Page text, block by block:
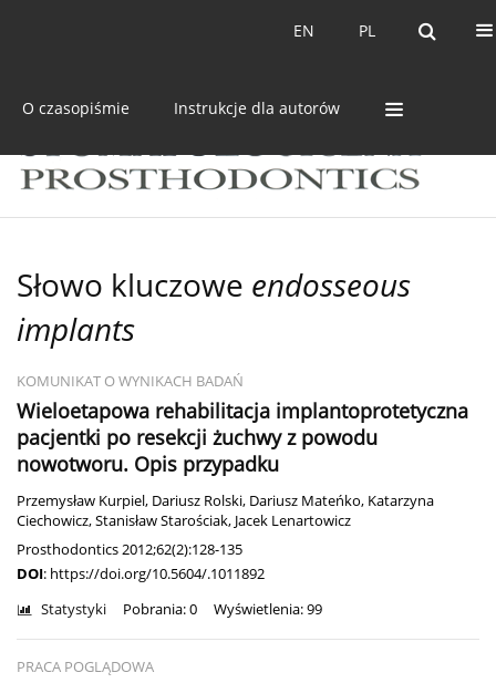
PL
EN PL
EN
O czasopiśmie Instrukcje dla autorów
Słowo kluczowe endosseous
implants
KOMUNIKAT O WYNIKACH BADAŃ
Wieloetapowa rehabilitacja implantoprotetyczna
pacjentki po resekcji żuchwy z powodu
nowotworu. Opis przypadku
Przemysław Kurpiel, Dariusz Rolski, Dariusz Mateńko, Katarzyna
Ciechowicz,Stanisław Starościak, Jacek Lenartowicz
Prosthodontics 2012;62(2):128-135
DOI: https://doi.org/10.5604/.1011892
Statystyki Pobrania: 0 Wyświetlenia: 99
PRACA POGLĄDOWA